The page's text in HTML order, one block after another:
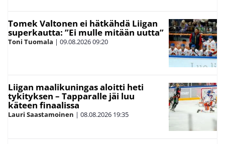
Tomek Valtonen ei hätkähdä Liigan
superkautta: ”Ei mulle mitään uutta”
Toni Tuomala | 09.08.202609:20
Liigan maalikuningas aloitti heti
tykityksen – Tapparalle jäi luu
käteen finaalissa
Lauri Saastamoinen | 08.08.2026 19:35